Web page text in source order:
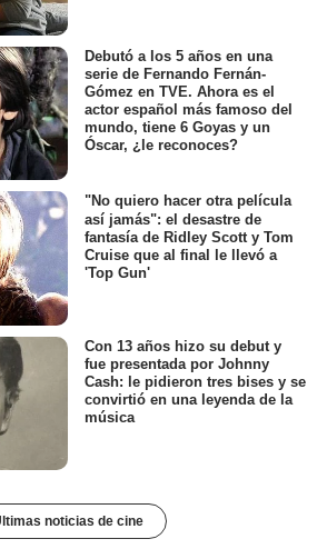
Debutó a los 5 años en una
serie de Fernando Fernán-
Gómez en TVE. Ahora es el
actor español más famoso del
mundo, tiene 6 Goyas y un
Óscar, ¿le reconoces?
"No quiero hacer otra película
así jamás": el desastre de
fantasía de Ridley Scott y Tom
Cruise que al final le llevó a
'Top Gun'
Con 13 años hizo su debut y
fue presentada por Johnny
Cash: le pidieron tres bises y se
convirtió en una leyenda de la
música
noticias de cine